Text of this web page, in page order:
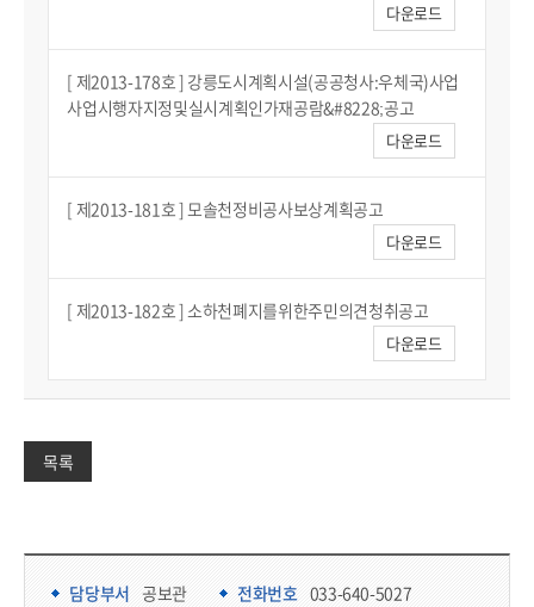
다운로드
[ 제2013-178호 ] 강릉도시계획시설(공공청사:우체국)사업
사업시행자지정및실시계획인가재공람&#8228;공고
다운로드
[ 제2013-181호 ] 모솔천정비공사보상계획공고
다운로드
[ 제2013-182호 ] 소하천폐지를위한주민의견청취공고
다운로드
목록
담당부서 정보 & 컨텐츠 만족도 조사 & 공공저작물 자유이용 허락 표시
담당부서 공보관 전화번호 033-640-5027